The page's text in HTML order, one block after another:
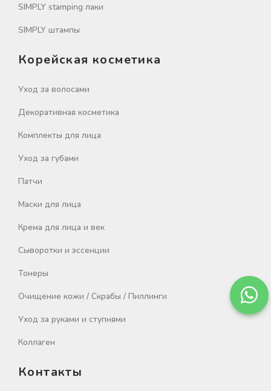
SIMPLY stamping лаки
SIMPLY штампы
Корейская косметика
Уход за волосами
Декоративная косметика
Комплекты для лица
Уход за губами
Патчи
Маски для лица
Крема для лица и век
Сыворотки и эссенции
Тонеры
Очищение кожи / Скрабы / Пиллинги
Уход за руками и ступнями
Коллаген
Контакты